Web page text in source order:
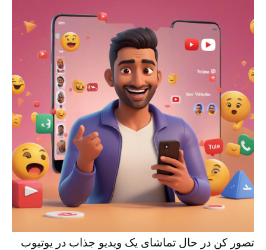
تصور کن در حال تماشای یک ویدیو جذاب در یوتیوب